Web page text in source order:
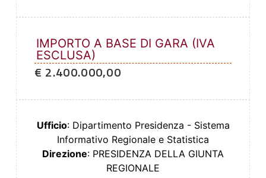
IMPORTO A BASE DI GARA (IVA
ESCLUSA)
€ 2.400.000,00
Ufficio: Dipartimento Presidenza - Sistema
Informativo Regionale e Statistica
Direzione: PRESIDENZA DELLA GIUNTA
REGIONALE